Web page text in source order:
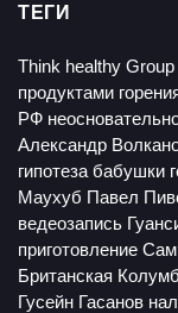
ТЕГИ
Think healthy Group
продуктами
РФ
Александр
гипотеза бабушки
Маухуб Павел
ведеозапись
приготовление
Британская
Гусейн Гасанов